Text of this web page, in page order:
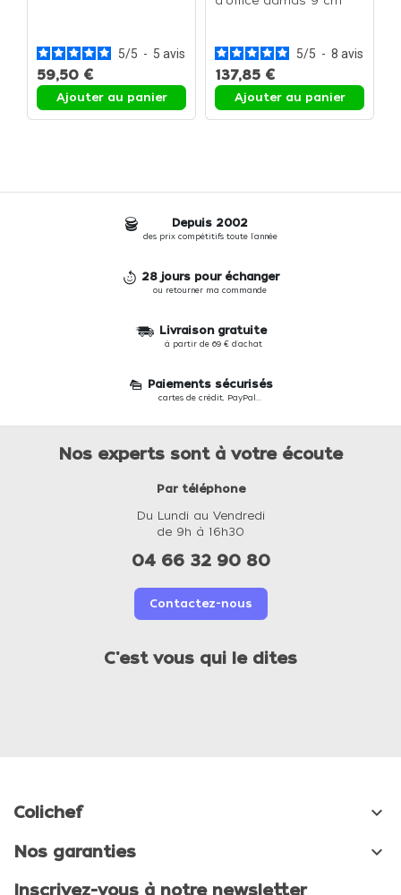
5/5 - 5 avis
59,50 €
Ajouter au panier
5/5 - 8 avis
137,85 €
Ajouter au panier
Depuis 2002
des prix compétitifs toute l'année
28 jours pour échanger
ou retourner ma commande
Livraison gratuite
à partir de 69 € d'achat
Paiements sécurisés
cartes de crédit, PayPal...
Nos experts sont à votre écoute
Par téléphone
Du Lundi au Vendredi
de 9h à 16h30
04 66 32 90 80
Contactez-nous
C'est vous qui le dites
Colichef 
Nos garanties 
Inscrivez-vous à notre newsletter